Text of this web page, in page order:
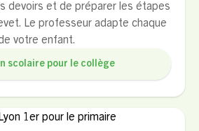
devoirs et de préparer les étapes
Le professeur adapte chaque
votre enfant.
scolaire pour le collège